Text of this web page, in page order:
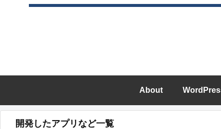
About
開発したアプリなど一覧